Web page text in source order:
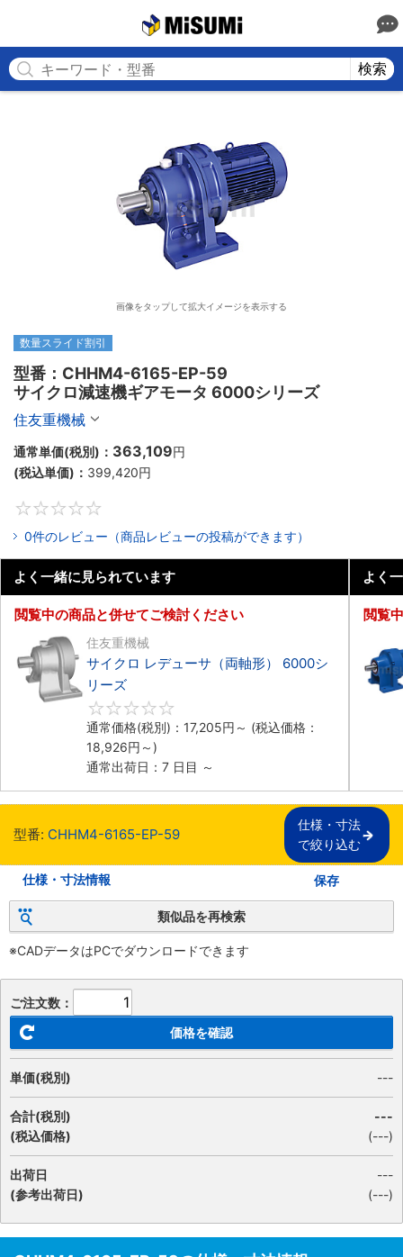
検索
画像をタップして拡大イメージを表示する
数量スライド割引
型番：CHHM4-6165-EP-59
サイクロ減速機ギアモータ 6000シリーズ
住友重機械
通常単価(税別)： 363,109円
(税込単価)： 399,420円
0件のレビュー（商品レビューの投稿ができます）
よく一緒に見られています
閲覧中の商品と併せてご検討ください
住友重機械
サイクロ レデューサ（両軸形） 6000シ
リーズ
通常価格(税別)： 17,205円 ～ (税込価格：
18,926円 ～)
通常出荷日：7 日目 ～
よく
閲覧
型番: CHHM4-6165-EP-59
仕様・寸法
で絞り込む
仕様・寸法情報 保存
類似品を再検索
※CADデータはPCでダウンロードできます
ご注文数：
価格を確認
単価(税別) ---
合計(税別)
(税込価格)
---
(---)
出荷日
(参考出荷日)
---
(---)